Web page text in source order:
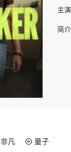
主演
简介
非凡 量子